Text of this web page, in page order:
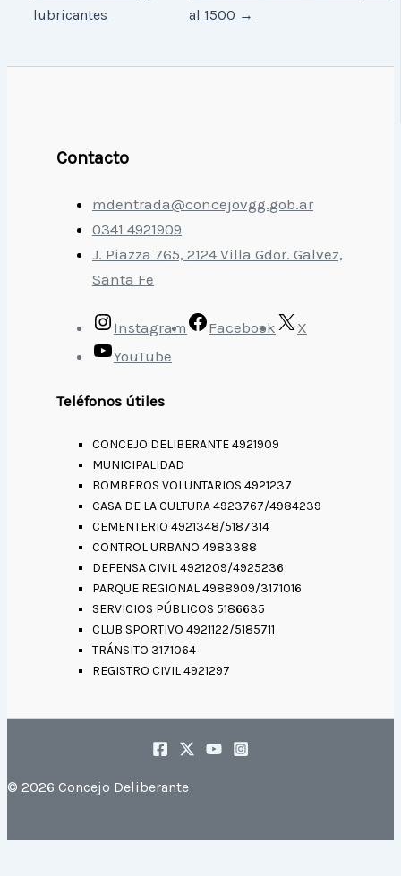
lubricantes
al 1500 →
Contacto
mdentrada@concejovgg.gob.ar
0341 4921909
J. Piazza 765, 2124 Villa Gdor. Galvez,
Santa Fe
Instagram Facebook
X
YouTube
Teléfonos útiles
CONCEJO DELIBERANTE 4921909
MUNICIPALIDAD
BOMBEROS VOLUNTARIOS 4921237
CASA DE LA CULTURA 4923767/4984239
CEMENTERIO 4921348/5187314
CONTROL URBANO 4983388
DEFENSA CIVIL 4921209/4925236
PARQUE REGIONAL 4988909/3171016
SERVICIOS PÚBLICOS 5186635
CLUB SPORTIVO 4921122/5185711
TRÁNSITO 3171064
REGISTRO CIVIL 4921297
© 2026 Concejo Deliberante